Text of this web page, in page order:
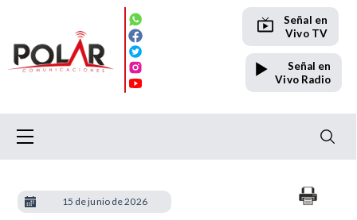
Señal en
Vivo TV
Señal en
Vivo Radio
15 de junio de 2026